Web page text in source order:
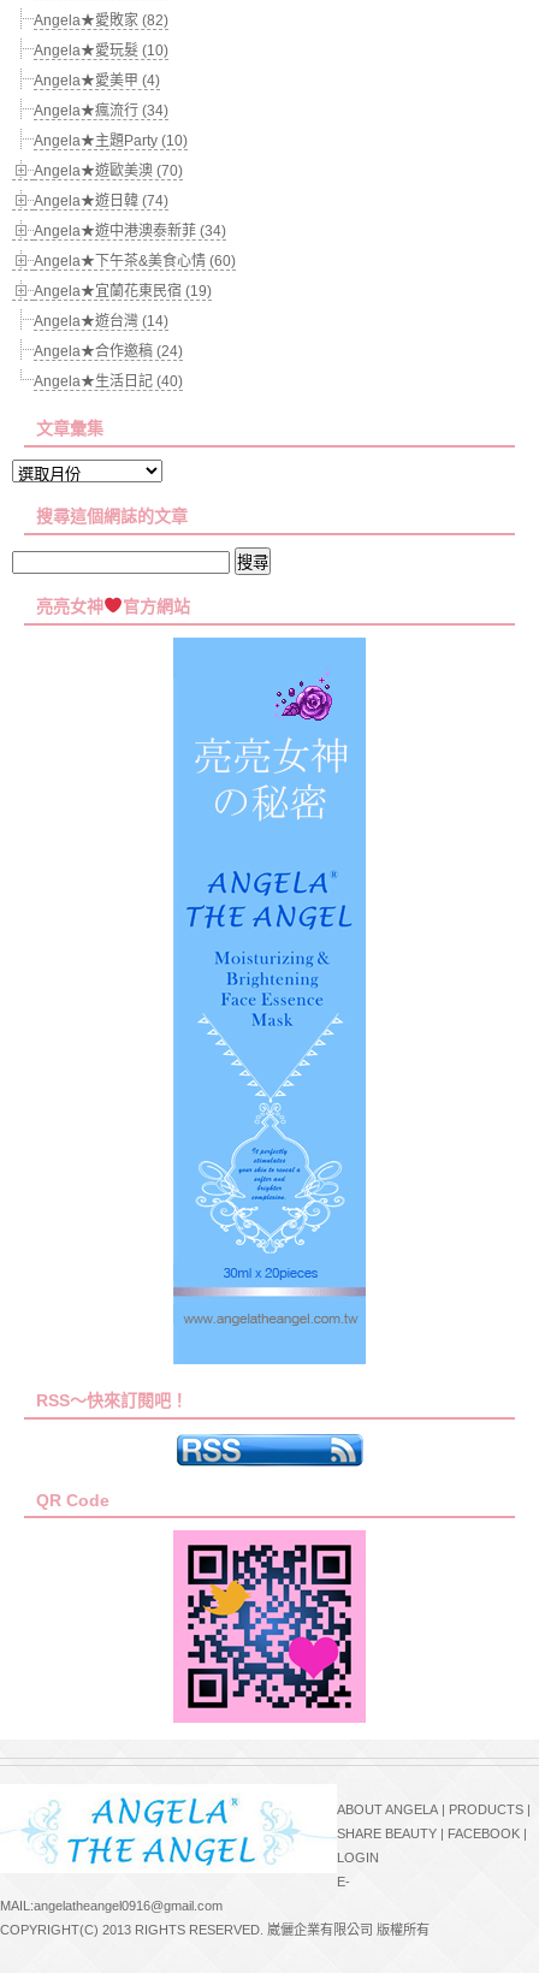
Angela★愛敗家 (82)
Angela★愛玩髮 (10)
Angela★愛美甲 (4)
Angela★瘋流行 (34)
Angela★主題Party (10)
Angela★遊歐美澳 (70)
Angela★遊日韓 (74)
Angela★遊中港澳泰新菲 (34)
Angela★下午茶&美食心情 (60)
Angela★宜蘭花東民宿 (19)
Angela★遊台灣 (14)
Angela★合作邀稿 (24)
Angela★生活日記 (40)
文章彙集
文
彙
搜尋這個網誌的文章
關
亮亮女神 官方網站
RSS～快來訂閱吧！
QR Code
ABOUT ANGELA | PRODUCTS |
SHARE BEAUTY | FACEBOOK |
LOGIN
E-
MAIL:angelatheangel0916@gmail.com
COPYRIGHT(C) 2013 RIGHTS RESERVED. 崴儷企業有限公司 版權所有